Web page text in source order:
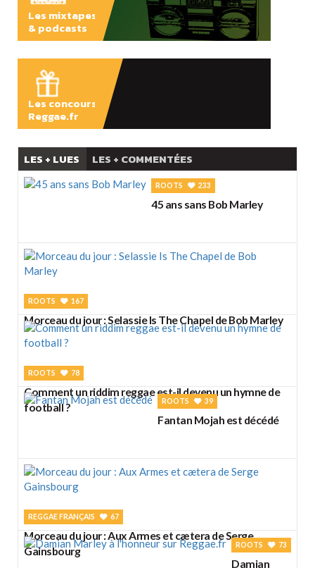
Les mixtapes
& podcasts
Les concours
Reggae.fr
LES + LUES LES + COMMENTÉES
ROOTS 233
45 ans sans Bob Marley
ROOTS 167
Morceau du jour : Selassie Is The Chapel de Bob Marley
ROOTS 78
Comment un riddim reggae est-il devenu un hymne de
football ?
ROOTS 39
Fantan Mojah est décédé
REGGAE FRANÇAIS 67
Morceau du jour : Aux Armes et cætera de Serge
Gainsbourg
ROOTS 73
Damian